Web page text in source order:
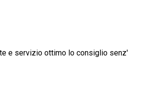
e servizio ottimo lo consiglio senz'